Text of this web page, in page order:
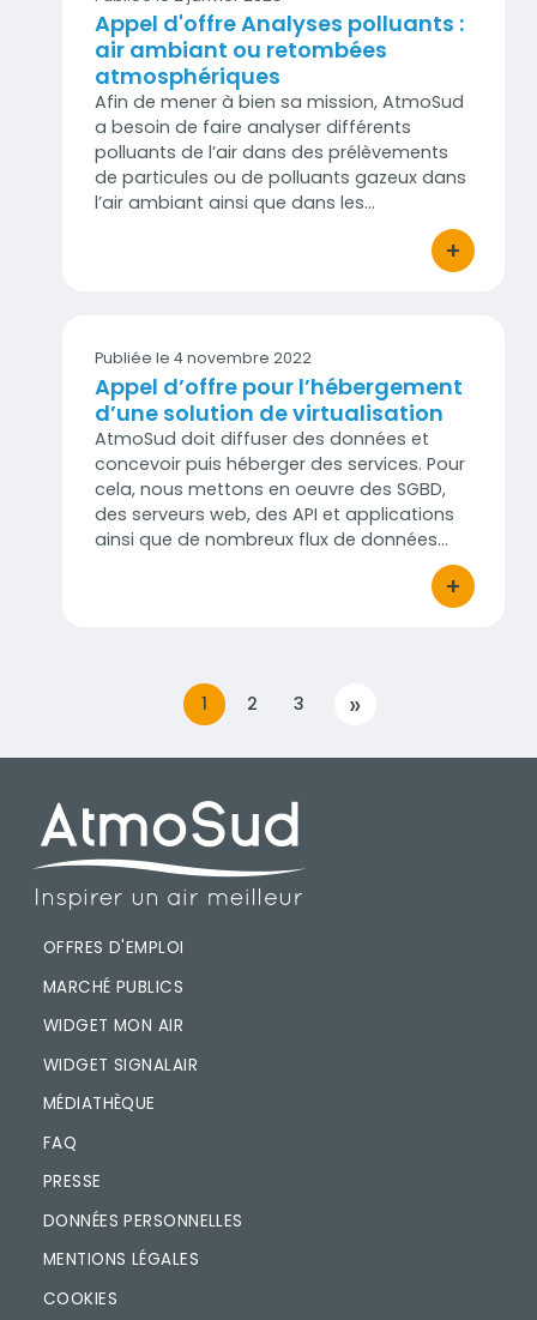
Appel d'offre Analyses polluants :
air ambiant ou retombées
atmosphériques
Afin de mener à bien sa mission, AtmoSud
a besoin de faire analyser différents
polluants de l’air dans des prélèvements
de particules ou de polluants gazeux dans
l’air ambiant ainsi que dans les…
+
bouton
Publiée le 4 novembre 2022
Appel d’offre pour l’hébergement
d’une solution de virtualisation
AtmoSud doit diffuser des données et
concevoir puis héberger des services. Pour
cela, nous mettons en oeuvre des SGBD,
des serveurs web, des API et applications
ainsi que de nombreux flux de données…
+
bouton
1 2 3 SUIVANT
»
PIED DE PAGE
OFFRES D'EMPLOI
MARCHÉ PUBLICS
WIDGET MON AIR
WIDGET SIGNALAIR
MÉDIATHÈQUE
FAQ
PRESSE
DONNÉES PERSONNELLES
MENTIONS LÉGALES
COOKIES